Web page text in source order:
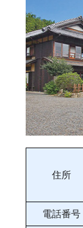
住所
電話番号